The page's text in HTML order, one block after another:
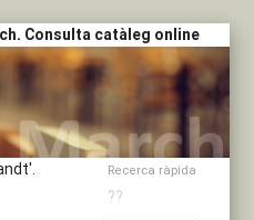
Consulta catàleg online
Recerca ràpida